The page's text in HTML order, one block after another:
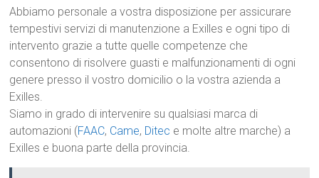
Abbiamo personale a vostra disposizione per assicurare
tempestivi servizi di manutenzione a Exilles e ogni tipo di
intervento grazie a tutte quelle competenze che
consentono di risolvere guasti e malfunzionamenti di ogni
genere presso il vostro domicilio o la vostra azienda a
Exilles.
Siamo in grado di intervenire su qualsiasi marca di
automazioni (FAAC, Came, Ditec e molte altre marche) a
Exilles e buona parte della provincia.